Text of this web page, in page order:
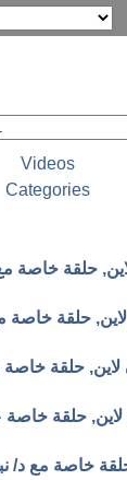
Videos
Categories
حلقة خاصة
حلقة خاصة
لاين, حلقة
لاين, حلقة
خاصة مع د/